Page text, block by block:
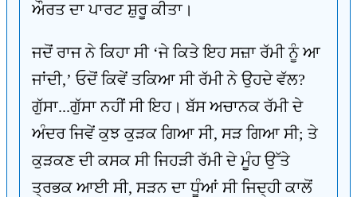
ਔਰਤ ਦਾ ਪਾਰਟ ਸ਼ੁਰੂ ਕੀਤਾ।
ਜਦੋਂ ਰਾਜ ਨੇ ਕਿਹਾ ਸੀ ‘ਜੇ ਕਿਤੇ ਇਹ ਸਜ਼ਾ ਰੱਮੀ ਨੂੰ ਆ
ਜਾਂਦੀ,’ ਓਦੋਂ ਕਿਵੇਂ ਤਕਿਆ ਸੀ ਰੱਮੀ ਨੇ ਉਹਦੇ ਵੱਲ?
ਗੁੱਸਾ...ਗੁੱਸਾ ਨਹੀਂ ਸੀ ਇਹ। ਬੱਸ ਅਚਾਨਕ ਰੱਮੀ ਦੇ
ਅੰਦਰ ਜਿਵੇਂ ਕੁਝ ਕੁੜਕ ਗਿਆ ਸੀ, ਸੜ ਗਿਆ ਸੀ; ਤੇ
ਕੁੜਕਣ ਦੀ ਕਸਕ ਸੀ ਜਿਹੜੀ ਰੱਮੀ ਦੇ ਮੂੰਹ ਉੱਤੇ
ਤ੍ਰਭਕ ਆਈ ਸੀ, ਸੜਨ ਦਾ ਧੂੰਆਂ ਸੀ ਜਿਦ੍ਹੀ ਕਾਲੋਂ